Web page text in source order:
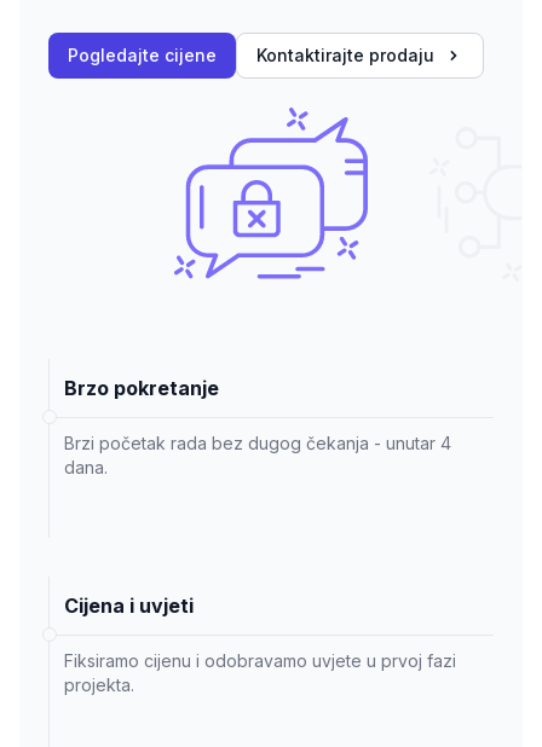
Pogledajte cijene Kontaktirajte prodaju
Brzo pokretanje
Brzi početak rada bez dugog čekanja - unutar 4
dana.
Cijena i uvjeti
Fiksiramo cijenu i odobravamo uvjete u prvoj fazi
projekta.